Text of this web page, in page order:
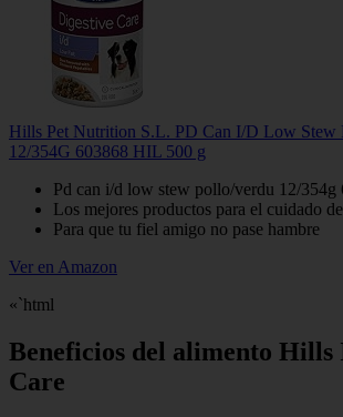
Hills Pet Nutrition S.L. PD Can I/D Low Stew
12/354G 603868 HIL 500 g
Pd can i/d low stew pollo/verdu 12/354g
Los mejores productos para el cuidado
Para que tu fiel amigo no pase hambre
Ver en Amazon
«`html
Beneficios del alimento Hills
Care